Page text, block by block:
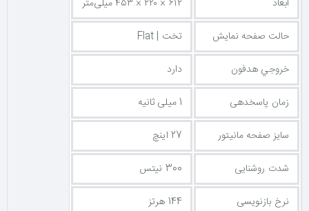
برگ برنده اصلی این مانیتور،نرخ نوسازی ۱۴۴ هرتز
پاسخگویی ۱ میلی‌ثانیه (MPRT)
است. این دو ویژگی در کنار هم،
تصاویری فوق‌العاده روان و بدون تاری حرکت را در سریع‌ترین و
شلوغ‌ترین صحنه‌های بازی‌های شوتر و مسابقه‌ای به ارمغان می‌آورند و به
شما اجازه می‌دهند همیشه یک قدم از رقبا جلوتر باشید.
فناوری Night Vision؛ آشکارسازی جزئیات در تاریکی
یکی از قابلیت‌های انحصاری MSI در این مانیتور، فناوری
است. این فناوری هوشمند، جزئیات پنهان در تاریک‌ترین نقاط صحنه را
روشن‌تر می‌کند تا هیچ دشمنی در سایه‌ها از چشمان تیزبین شما مخفی
ابعاد
۶۱۲ × ۲۲۰ × ۴۵۳ میلی‌متر
حالت صفحه نمایش
تخت | Flat
خروجي هدفون
دارد
زمان پاسخدهی
1 میلی ثانیه
سایز صفحه مانیتور
27 اینچ
شدت روشنایی
300 نیتس
نرخ بازنویسی
144 هرتز